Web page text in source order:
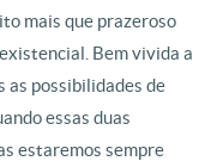
mais que prazeroso
Bem vivida a
as possibilidades de
essas duas
estaremos sempre